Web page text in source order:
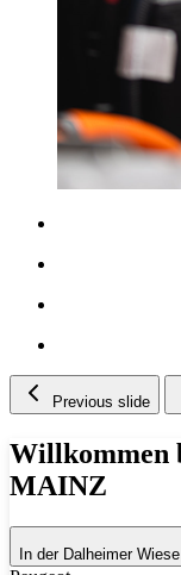
Previous slide
Willkommen
MAINZ
In der Dalheimer